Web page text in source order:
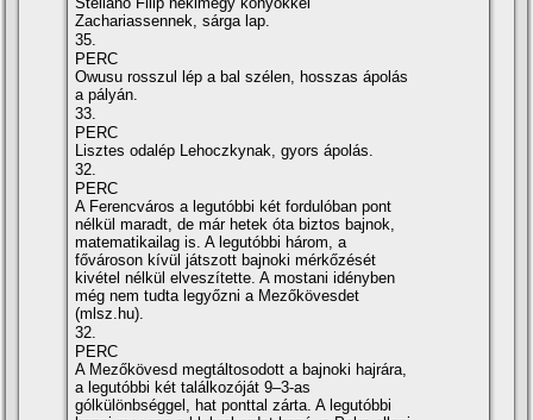
Zachariassennek, sárga lap.
35.
PERC
Owusu rosszul lép a bal szélen, hosszas ápolás
a pályán.
33.
PERC
Lisztes odalép Lehoczkynak, gyors ápolás.
32.
PERC
A Ferencváros a legutóbbi két fordulóban pont
nélkül maradt, de már hetek óta biztos bajnok,
matematikailag is. A legutóbbi három, a
fővároson kívül játszott bajnoki mérkőzését
kivétel nélkül elveszítette. A mostani idényben
még nem tudta legyőzni a Mezőkövesdet
(mlsz.hu).
32.
PERC
A Mezőkövesd megtáltosodott a bajnoki hajrára,
a legutóbbi két találkozóját 9–3-as
gólkülönbséggel, hat ponttal zárta. A legutóbbi